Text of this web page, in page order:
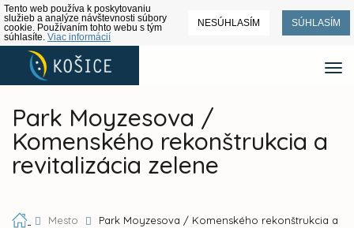
Tento web používa k poskytovaniu
služieb a analýze návštevnosti súbory
cookie. Používaním tohto webu s tým
súhlasíte. Viac informácií
NESÚHLASÍM SÚHLASÍM
Park Moyzesova /
Komenského rekonštrukcia a
revitalizácia zelene
Mesto
Park Moyzesova / Komenského rekonštrukcia a